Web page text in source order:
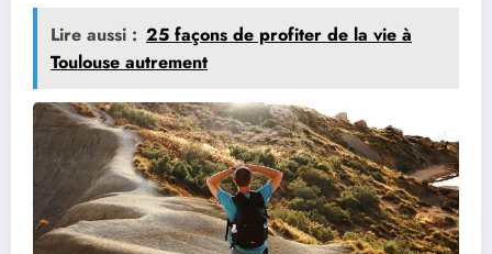
Lire aussi : 25 façons de profiter de la vie à
Toulouse autrement